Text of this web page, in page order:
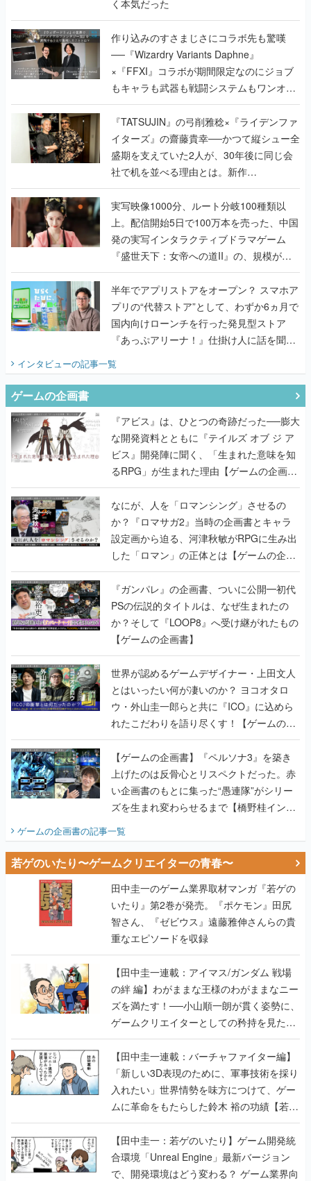
く本気だった
作り込みのすさまじさにコラボ先も驚嘆
──『Wizardry Variants Daphne』
×『FFXI』コラボが期間限定なのにジョブ
もキャラも武器も戦闘システムもワンオフ
で作り込まれた理由を両ディレクターに聞
く
『TATSUJIN』の弓削雅稔×『ライデンファ
イターズ』の齋藤貴幸──かつて縦シュー全
盛期を支えていた2人が、30年後に同じ会
社で机を並べる理由とは。新作
『TATSUJIN EXTREME』で初タッグを組
んだレジェンド2人に訊く開発秘話
実写映像1000分、ルート分岐100種類以
上。配信開始5日で100万本を売った、中国
発の実写インタラクティブドラマゲーム
『盛世天下：女帝への道II』の、規模が違
うこだわりをプロデューサーに聞いた
半年でアプリストアをオープン？ スマホア
プリの“代替ストア”として、わずか6ヵ月で
国内向けローンチを行った発見型ストア
『あっぷアリーナ！』仕掛け人に話を聞い
インタビューの記事一覧
ゲームの企画書
『アビス』は、ひとつの奇跡だった──膨大
な開発資料とともに『テイルズ オブ ジ ア
ビス』開発陣に聞く、「生まれた意味を知
るRPG」が生まれた理由【ゲームの企画
書】
なにが、人を「ロマンシング」させるの
か？『ロマサガ2』当時の企画書とキャラ
設定画から迫る、河津秋敏がRPGに生み出
した「ロマン」の正体とは【ゲームの企画
書】
『ガンパレ』の企画書、ついに公開━初代
PSの伝説的タイトルは、なぜ生まれたの
か？そして『LOOP8』へ受け継がれたもの
【ゲームの企画書】
世界が認めるゲームデザイナー・上田文人
とはいったい何が凄いのか？ ヨコオタロ
ウ・外山圭一郎らと共に『ICO』に込めら
れたこだわりを語り尽くす！【ゲームの企
画書】
【ゲームの企画書】『ペルソナ3』を築き
上げたのは反骨心とリスペクトだった。赤
い企画書のもとに集った“愚連隊”がシリー
ズを生まれ変わらせるまで【橋野桂インタ
ゲームの企画書の記事一覧
若ゲのいたり〜ゲームクリエイターの青春〜
田中圭一のゲーム業界取材マンガ『若ゲの
いたり』第2巻が発売。『ポケモン』田尻
智さん、『ゼビウス』遠藤雅伸さんらの貴
重なエピソードを収録
【田中圭一連載：アイマス/ガンダム 戦場
の絆 編】わがままな王様のわがままなニー
ズを満たす！──小山順一朗が貫く姿勢に、
ゲームクリエイターとしての矜持を見た
【若ゲのいたり最終回】
【田中圭一連載：バーチャファイター編】
「新しい3D表現のために、軍事技術を採り
入れたい」世界情勢を味方につけて、ゲー
ムに革命をもたらした鈴木 裕の功績【若ゲ
のいたり】
【田中圭一：若ゲのいたり】ゲーム開発統
合環境「Unreal Engine」最新バージョン
で、開発環境はどう変わる？ ゲーム業界向